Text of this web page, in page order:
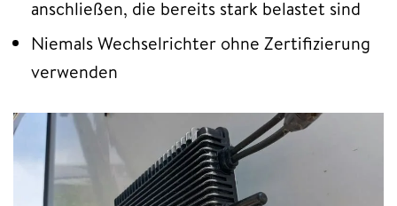
anschließen, die bereits stark belastet sind
Niemals Wechselrichter ohne Zertifizierung
verwenden